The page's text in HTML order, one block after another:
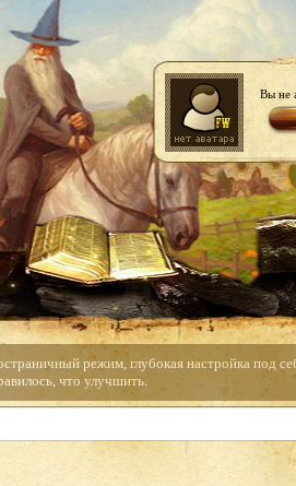
Вы не
режим, глубокая настройка под
что улучшить.